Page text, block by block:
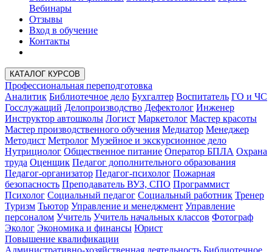
Вебинары
Отзывы
Вход в обучение
Контакты
КАТАЛОГ КУРСОВ
Профессиональная переподготовка
Аналитик Библиотечное дело Бухгалтер Воспитатель ГО и ЧС
Госслужащий Делопроизводство Дефектолог Инженер
Инструктор автошколы Логист Маркетолог Мастер красоты
Мастер производственного обучения Медиатор Менеджер
Методист Метролог Музейное и экскурсионное дело
Нутрициолог Общественное питание Оператор БПЛА Охрана
труда Оценщик Педагог дополнительного образования
Педагог-организатор Педагог-психолог Пожарная
безопасность Преподаватель ВУЗ, СПО Программист
Психолог Социальный педагог Социальный работник Тренер
Туризм Тьютор Управление и менеджмент Управление
персоналом Учитель Учитель начальных классов Фотограф
Эколог Экономика и финансы Юрист
Повышение квалификации
Административно-хозяйственная деятельность Библиотечное